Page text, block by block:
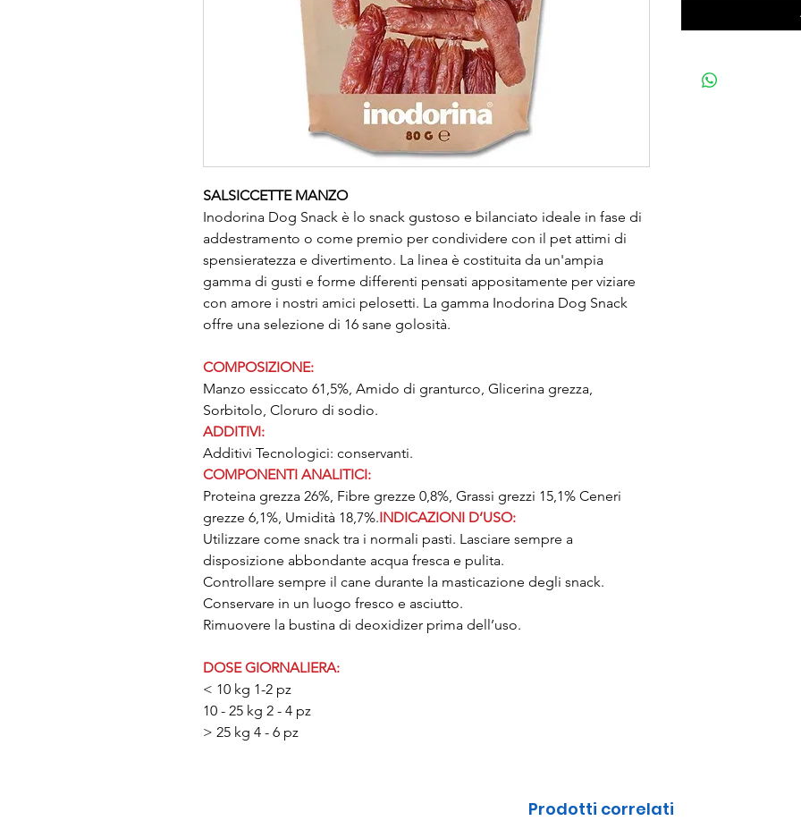
SALSICCETTE MANZO
Inodorina Dog Snack è lo snack gustoso e bilanciato ideale in fase di
addestramento o come premio per condividere con il pet attimi di
spensieratezza e divertimento. La linea è costituita da un'ampia
gamma di gusti e forme differenti pensati appositamente per viziare
con amore i nostri amici pelosetti. La gamma Inodorina Dog Snack
offre una selezione di 16 sane golosità.
COMPOSIZIONE:
Manzo essiccato 61,5%, Amido di granturco, Glicerina grezza,
Sorbitolo, Cloruro di sodio.
ADDITIVI:
Additivi Tecnologici: conservanti.
COMPONENTI ANALITICI:
Proteina grezza 26%, Fibre grezze 0,8%, Grassi grezzi 15,1% Ceneri
grezze 6,1%, Umidità 18,7%.INDICAZIONI D’USO:
Utilizzare come snack tra i normali pasti. Lasciare sempre a
disposizione abbondante acqua fresca e pulita.
Controllare sempre il cane durante la masticazione degli snack.
Conservare in un luogo fresco e asciutto.
Rimuovere la bustina di deoxidizer prima dell’uso.
DOSE GIORNALIERA:
< 10 kg 1-2 pz
10 - 25 kg 2 - 4 pz
> 25 kg 4 - 6 pz
Prodotti correlati